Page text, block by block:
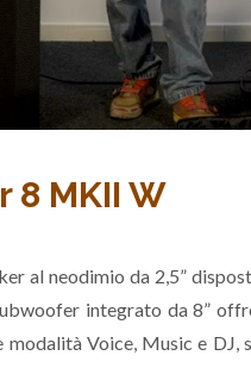
8 MKII W
al neodimio da 2,5”
integrato da 8”
modalità Voice, Music e